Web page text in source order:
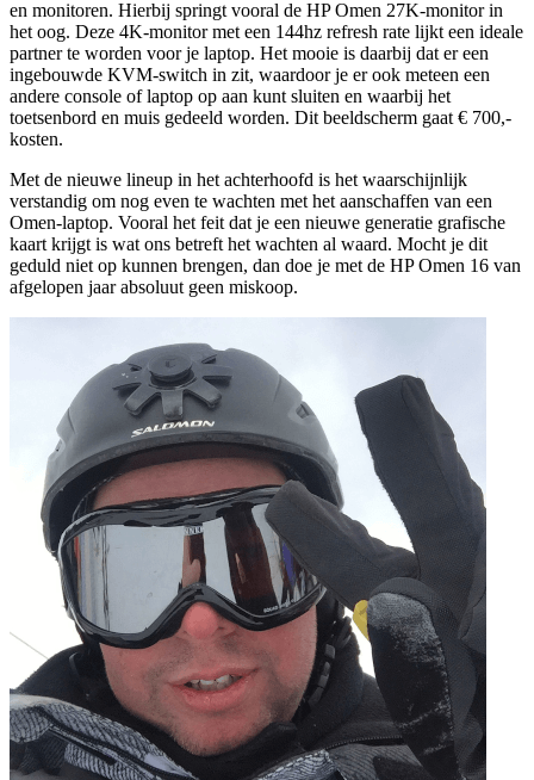
en monitoren. Hierbij springt vooral de HP Omen 27K-monitor in
het oog. Deze 4K-monitor met een 144hz refresh rate lijkt een ideale
partner te worden voor je laptop. Het mooie is daarbij dat er een
ingebouwde KVM-switch in zit, waardoor je er ook meteen een
andere console of laptop op aan kunt sluiten en waarbij het
toetsenbord en muis gedeeld worden. Dit beeldscherm gaat € 700,-
kosten.
Met de nieuwe lineup in het achterhoofd is het waarschijnlijk
verstandig om nog even te wachten met het aanschaffen van een
Omen-laptop. Vooral het feit dat je een nieuwe generatie grafische
kaart krijgt is wat ons betreft het wachten al waard. Mocht je dit
geduld niet op kunnen brengen, dan doe je met de HP Omen 16 van
afgelopen jaar absoluut geen miskoop.